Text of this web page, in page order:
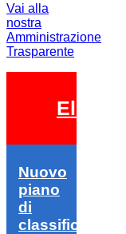
Vai alla
nostra
Amministrazione
Trasparente
Nuovo
piano
di
classifica